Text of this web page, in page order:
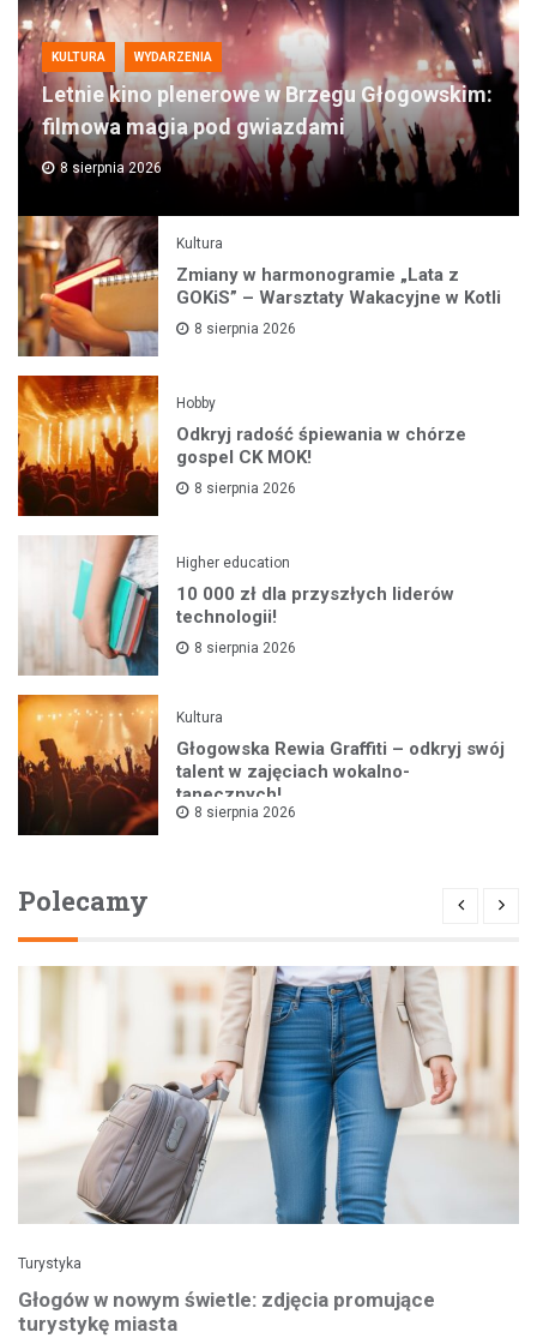
KULTURA WYDARZENIA
Letnie kino plenerowe w Brzegu Głogowskim:
filmowa magia pod gwiazdami
8 sierpnia 2026
Kultura
Zmiany w harmonogramie „Lata z
GOKiS” – Warsztaty Wakacyjne w Kotli
8 sierpnia 2026
Hobby
Odkryj radość śpiewania w chórze
gospel CK MOK!
8 sierpnia 2026
Higher education
10 000 zł dla przyszłych liderów
technologii!
8 sierpnia 2026
Kultura
Głogowska Rewia Graffiti – odkryj swój
talent w zajęciach wokalno-
tanecznych!
8 sierpnia 2026
Polecamy
Turystyka
Głogów w nowym świetle: zdjęcia promujące
turystykę miasta